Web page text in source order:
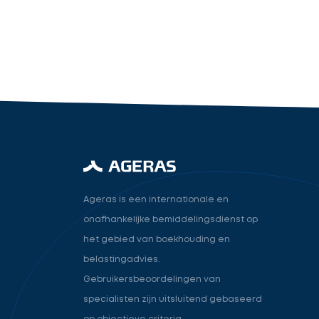
Ageras is een internationale en
onafhankelijke bemiddelingsdienst op
het gebied van boekhouding en
belastingadvies.
Gebruikersbeoordelingen van
specialisten zijn uitsluitend gebaseerd